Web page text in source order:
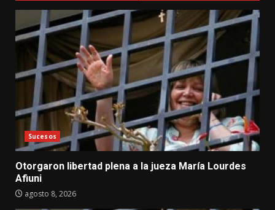
Sucesos
Otorgaron libertad plena a la jueza María Lourdes
Afiuni
agosto 8, 2026